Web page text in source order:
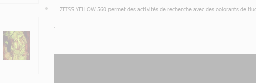
ZEISS YELLOW 560 permet des activités de recherche avec des colorants de
.